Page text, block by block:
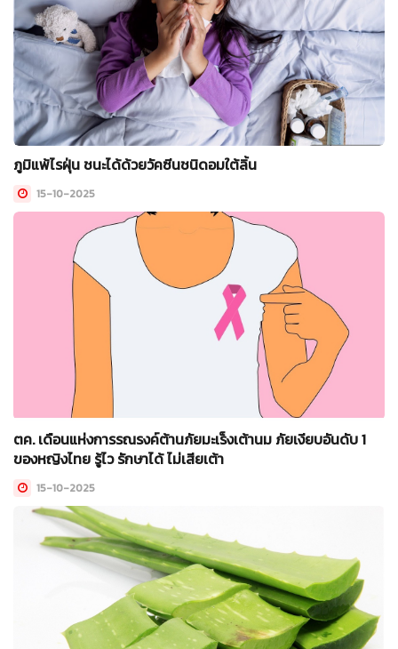
ภูมิแพ้ไรฝุ่น ชนะได้ด้วยวัคซีนชนิดอมใต้ลิ้น
15-10-2025
ตค. เดือนแห่งการรณรงค์ต้านภัยมะเร็งเต้านม ภัยเงียบอันดับ 1
ของหญิงไทย รู้ไว รักษาได้ ไม่เสียเต้า
15-10-2025